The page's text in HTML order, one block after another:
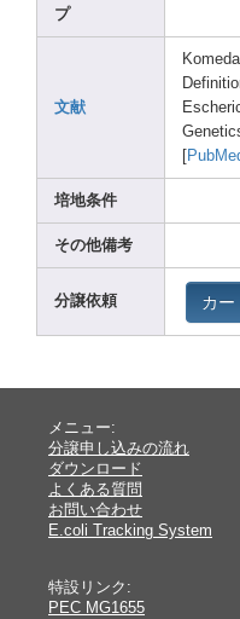
プ
文献
Komed
Defin
Esche
Genet
PubMe
培地条件
その他備考
分譲依頼 カー
メニュー:
分譲申し込みの流れ
ダウンロード
よくある質問
お問い合わせ
E.coli Tracking System
特設リンク:
PEC MG1655